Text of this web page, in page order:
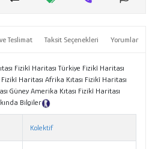
Teslimat Taksit Seçenekleri Yorumlar
Fizikî Haritası Türkiye Fizikî Haritası
Haritası Afrika Kıtası Fizikî Haritası
Güney Amerika Kıtası Fizikî Haritası
Bilgiler
Kolektif